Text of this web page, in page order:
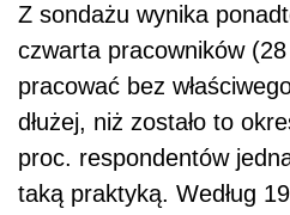
Z sondażu wynika
czwarta pracowników
pracować bez
dłużej, niż zostało to
proc. respondentów
taką praktyką. Według